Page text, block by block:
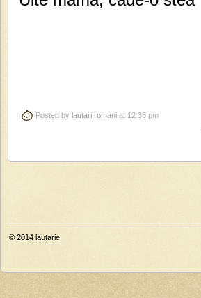
Posted by lautari romani at 12:35 pm
© 2014 lautarie